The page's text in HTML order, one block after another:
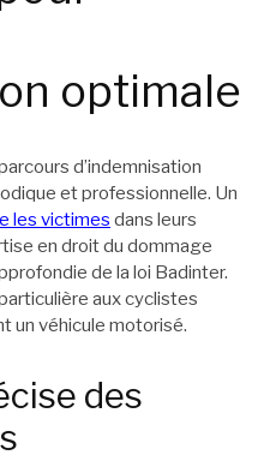
optimale
d’indemnisation
et professionnelle. Un
les victimes dans leurs
en droit du dommage
de la loi Badinter.
aux cyclistes
un véhicule motorisé.
des